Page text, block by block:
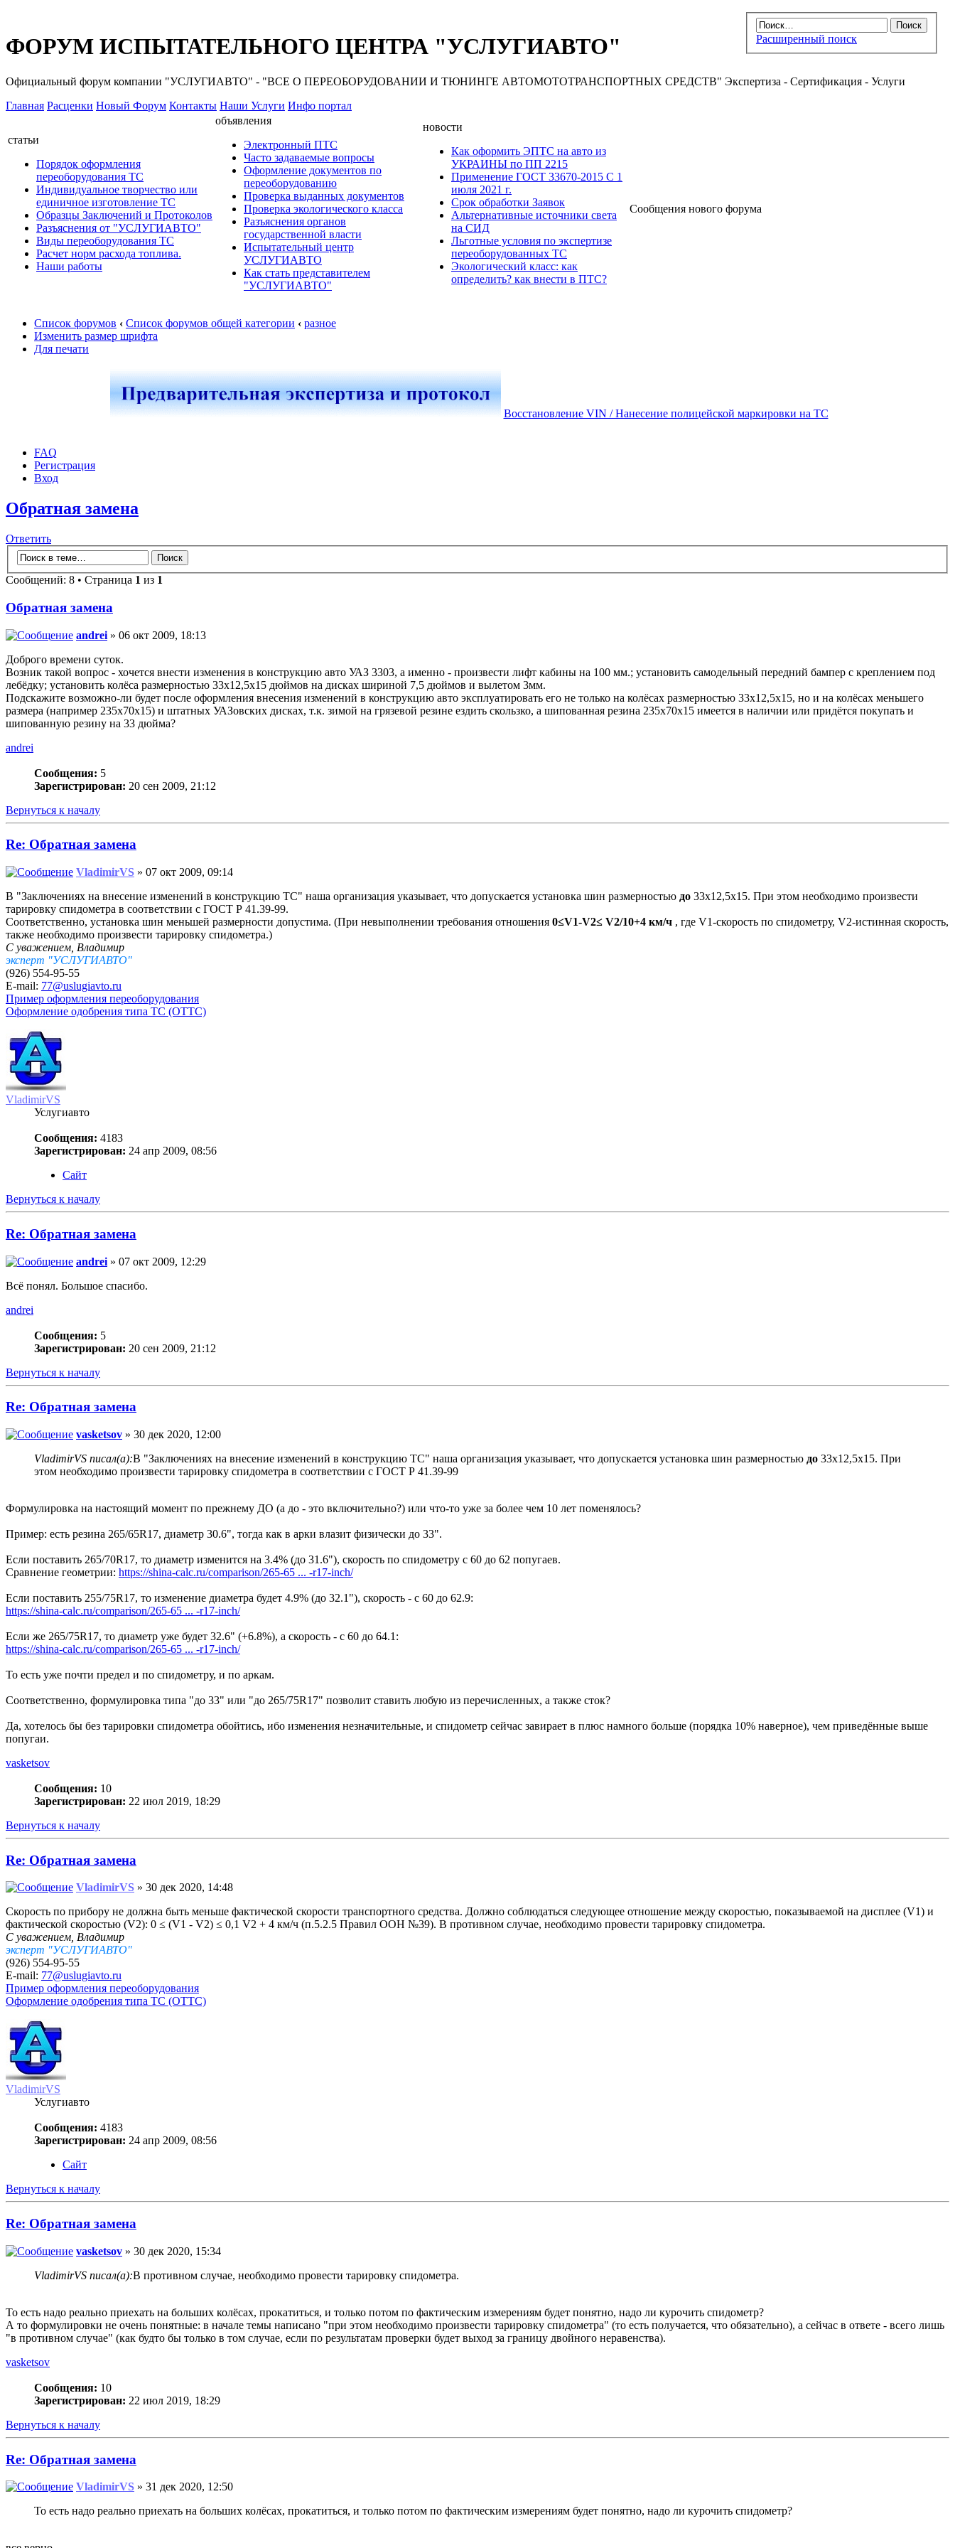
Расширенный поиск
ФОРУМ ИСПЫТАТЕЛЬНОГО ЦЕНТРА "УСЛУГИАВТО"
Официальный форум компании "УСЛУГИАВТО" - "ВСЕ О ПЕРЕОБОРУДОВАНИИ И ТЮНИНГЕ АВТОМОТОТРАНСПОРТНЫХ СРЕДСТВ" Экспертиза - Сертификация - Услуги
Главная Расценки Новый Форум Контакты Наши Услуги Инфо портал
статьи
Порядок оформления
переоборудования ТС
Индивидуальное творчество или
единичное изготовление ТС
Образцы Заключений и Протоколов
Разъяснения от "УСЛУГИАВТО"
Виды переоборудования ТС
Расчет норм расхода топлива.
Наши работы
объявления
Электронный ПТС
Часто задаваемые вопросы
Оформление документов по
переоборудованию
Проверка выданных документов
Проверка экологического класса
Разъяснения органов
государственной власти
Испытательный центр
УСЛУГИАВТО
Как стать представителем
"УСЛУГИАВТО"
новости
Как оформить ЭПТС на авто из
УКРАИНЫ по ПП 2215
Применение ГОСТ 33670-2015 С 1
июля 2021 г.
Срок обработки Заявок
Альтернативные источники света
на СИД
Льготные условия по экспертизе
переоборудованных ТС
Экологический класс: как
определить? как внести в ПТС?
Сообщения нового форума
Список форумов ‹ Список форумов общей категории ‹ разное
Изменить размер шрифта
Для печати
Восстановление VIN / Нанесение полицейской маркировки на ТС
FAQ
Регистрация
Вход
Обратная замена
Ответить
Сообщений: 8 • Страница 1 из 1
Обратная замена
andrei » 06 окт 2009, 18:13
Доброго времени суток.
Возник такой вопрос - хочется внести изменения в конструкцию авто УАЗ 3303, а именно - произвести лифт кабины на 100 мм.; установить самодельный передний бампер с креплением под
лебёдку; установить колёса размерностью 33х12,5х15 дюймов на дисках шириной 7,5 дюймов и вылетом 3мм.
Подскажите возможно-ли будет после оформления внесения изменений в конструкцию авто эксплуатировать его не только на колёсах размерностью 33х12,5х15, но и на колёсах меньшего
размера (например 235х70х15) и штатных УАЗовских дисках, т.к. зимой на грязевой резине ездить скользко, а шипованная резина 235х70х15 имеется в наличии или придётся покупать и
шипованную резину на 33 дюйма?
andrei
Сообщения: 5
Зарегистрирован: 20 сен 2009, 21:12
Вернуться к началу
Re: Обратная замена
VladimirVS » 07 окт 2009, 09:14
В "Заключениях на внесение изменений в конструкцию ТС" наша организация указывает, что допускается установка шин размерностью до 33х12,5х15. При этом необходимо произвести
тарировку спидометра в соответствии с ГОСТ Р 41.39-99.
Соответственно, установка шин меньшей размерности допустима. (При невыполнении требования отношения 0≤V1-V2≤ V2/10+4 км/ч , где V1-скорость по спидометру, V2-истинная скорость,
также необходимо произвести тарировку спидометра.)
С уважением, Владимир
эксперт "УСЛУГИАВТО"
(926) 554-95-55
E-mail: 77@uslugiavto.ru
Пример оформления переоборудования
Оформление одобрения типа ТС (ОТТС)
VladimirVS
Услугиавто
Сообщения: 4183
Зарегистрирован: 24 апр 2009, 08:56
Сайт
Вернуться к началу
Re: Обратная замена
andrei » 07 окт 2009, 12:29
Всё понял. Большое спасибо.
andrei
Сообщения: 5
Зарегистрирован: 20 сен 2009, 21:12
Вернуться к началу
Re: Обратная замена
vasketsov » 30 дек 2020, 12:00
VladimirVS писал(а):В "Заключениях на внесение изменений в конструкцию ТС" наша организация указывает, что допускается установка шин размерностью до 33х12,5х15. При
этом необходимо произвести тарировку спидометра в соответствии с ГОСТ Р 41.39-99
Формулировка на настоящий момент по прежнему ДО (а до - это включительно?) или что-то уже за более чем 10 лет поменялось?
Пример: есть резина 265/65R17, диаметр 30.6", тогда как в арки влазит физически до 33".
Если поставить 265/70R17, то диаметр изменится на 3.4% (до 31.6"), скорость по спидометру с 60 до 62 попугаев.
Сравнение геометрии: https://shina-calc.ru/comparison/265-65 ... -r17-inch/
Если поставить 255/75R17, то изменение диаметра будет 4.9% (до 32.1"), скорость - с 60 до 62.9:
https://shina-calc.ru/comparison/265-65 ... -r17-inch/
Если же 265/75R17, то диаметр уже будет 32.6" (+6.8%), а скорость - с 60 до 64.1:
https://shina-calc.ru/comparison/265-65 ... -r17-inch/
То есть уже почти предел и по спидометру, и по аркам.
Соответственно, формулировка типа "до 33" или "до 265/75R17" позволит ставить любую из перечисленных, а также сток?
Да, хотелось бы без тарировки спидометра обойтись, ибо изменения незначительные, и спидометр сейчас завирает в плюс намного больше (порядка 10% наверное), чем приведённые выше
попугаи.
vasketsov
Сообщения: 10
Зарегистрирован: 22 июл 2019, 18:29
Вернуться к началу
Re: Обратная замена
VladimirVS » 30 дек 2020, 14:48
Скорость по прибору не должна быть меньше фактической скорости транспортного средства. Должно соблюдаться следующее отношение между скоростью, показываемой на дисплее (V1) и
фактической скоростью (V2): 0 ≤ (V1 - V2) ≤ 0,1 V2 + 4 км/ч (п.5.2.5 Правил ООН №39). В противном случае, необходимо провести тарировку спидометра.
С уважением, Владимир
эксперт "УСЛУГИАВТО"
(926) 554-95-55
E-mail: 77@uslugiavto.ru
Пример оформления переоборудования
Оформление одобрения типа ТС (ОТТС)
VladimirVS
Услугиавто
Сообщения: 4183
Зарегистрирован: 24 апр 2009, 08:56
Сайт
Вернуться к началу
Re: Обратная замена
vasketsov » 30 дек 2020, 15:34
VladimirVS писал(а):В противном случае, необходимо провести тарировку спидометра.
То есть надо реально приехать на больших колёсах, прокатиться, и только потом по фактическим измерениям будет понятно, надо ли курочить спидометр?
А то формулировки не очень понятные: в начале темы написано "при этом необходимо произвести тарировку спидометра" (то есть получается, что обязательно), а сейчас в ответе - всего лишь
"в противном случае" (как будто бы только в том случае, если по результатам проверки будет выход за границу двойного неравенства).
vasketsov
Сообщения: 10
Зарегистрирован: 22 июл 2019, 18:29
Вернуться к началу
Re: Обратная замена
VladimirVS » 31 дек 2020, 12:50
То есть надо реально приехать на больших колёсах, прокатиться, и только потом по фактическим измерениям будет понятно, надо ли курочить спидометр?